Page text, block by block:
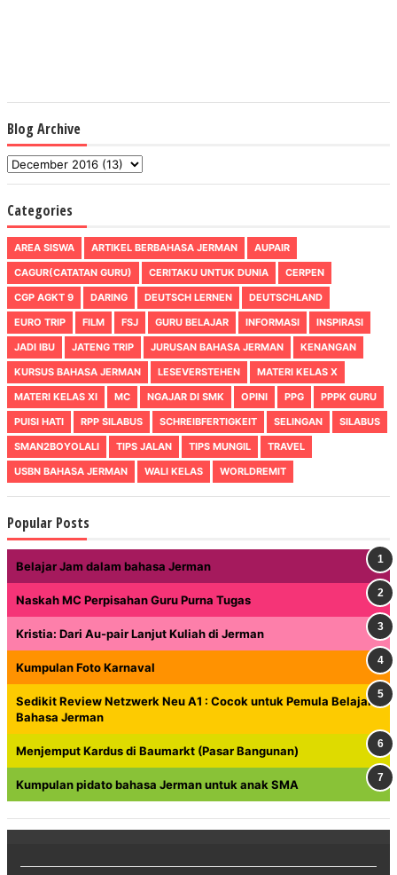
Blog Archive
Categories
AREA SISWA ARTIKEL BERBAHASA JERMAN
AUPAIR
CAGUR(CATATAN GURU)
CERITAKU UNTUK DUNIA
CERPEN
CGP AGKT 9
DARING DEUTSCH LERNEN
DEUTSCHLAND
EURO TRIP
FILM FSJ GURU BELAJAR INFORMASI
INSPIRASI
JADI IBU
JATENG TRIP JURUSAN BAHASA JERMAN
KENANGAN
KURSUS BAHASA JERMAN
LESEVERSTEHEN
MATERI KELAS X
MATERI KELAS XI
MC NGAJAR DI SMK OPINI PPG
PPPK GURU
PUISI HATI
RPP SILABUS SCHREIBFERTIGKEIT SELINGAN
SILABUS
SMAN2BOYOLALI
TIPS JALAN TIPS MUNGIL
TRAVEL
USBN BAHASA JERMAN
WALI KELAS WORLDREMIT
Popular Posts
Belajar Jam dalam bahasa Jerman
Naskah MC Perpisahan Guru Purna Tugas
Kristia: Dari Au-pair Lanjut Kuliah di Jerman
Kumpulan Foto Karnaval
Sedikit Review Netzwerk Neu A1 : Cocok untuk Pemula Belajar
Bahasa Jerman
Menjemput Kardus di Baumarkt (Pasar Bangunan)
Kumpulan pidato bahasa Jerman untuk anak SMA